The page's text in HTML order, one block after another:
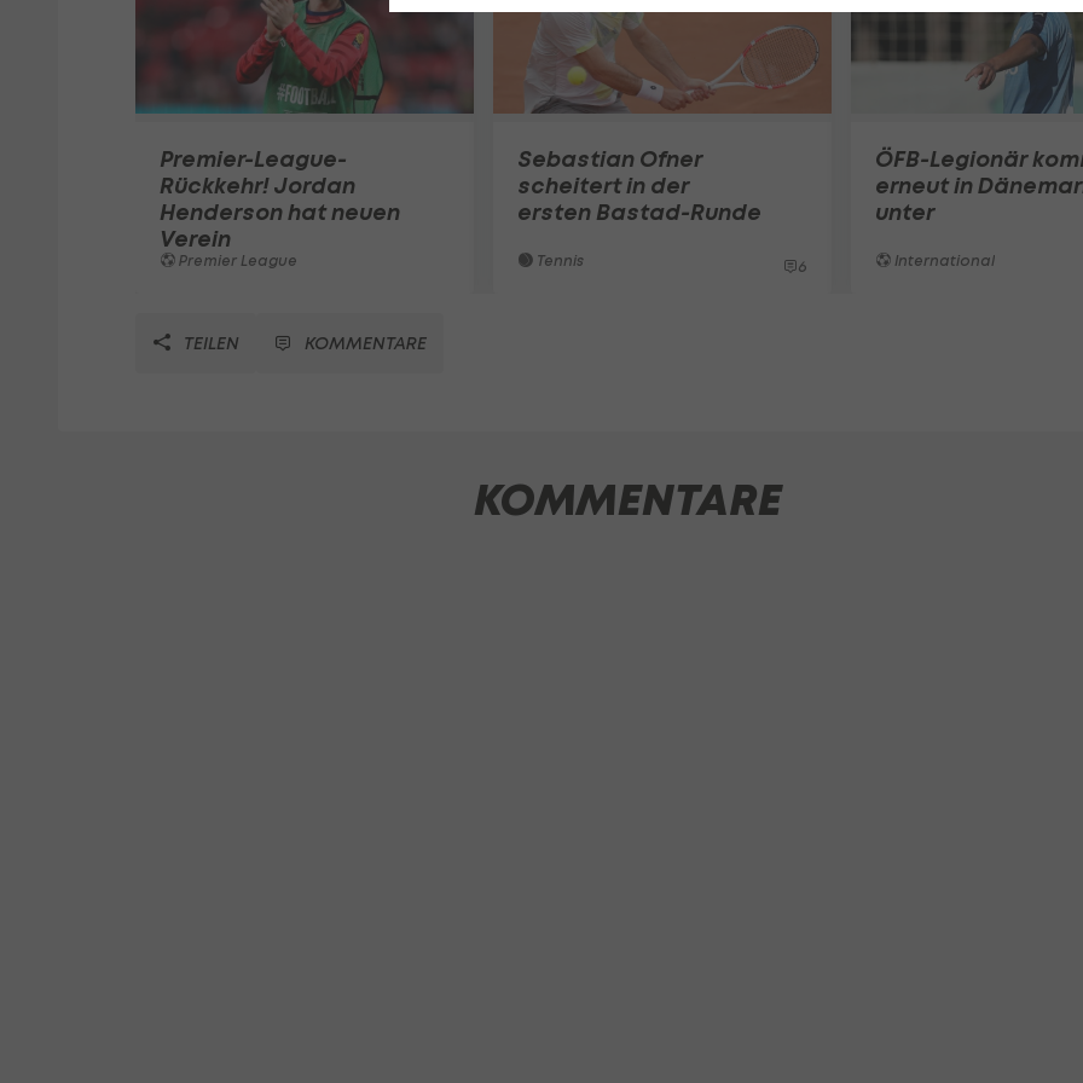
Premier-League-
Rückkehr! Jordan
Henderson hat neuen
Verein
Premier League
Sebastian Ofner
scheitert in der
ersten Bastad-Runde
Tennis 6
ÖFB-Legionär
erneut in
unter
International
TEILEN KOMMENTARE
KOMMENTARE